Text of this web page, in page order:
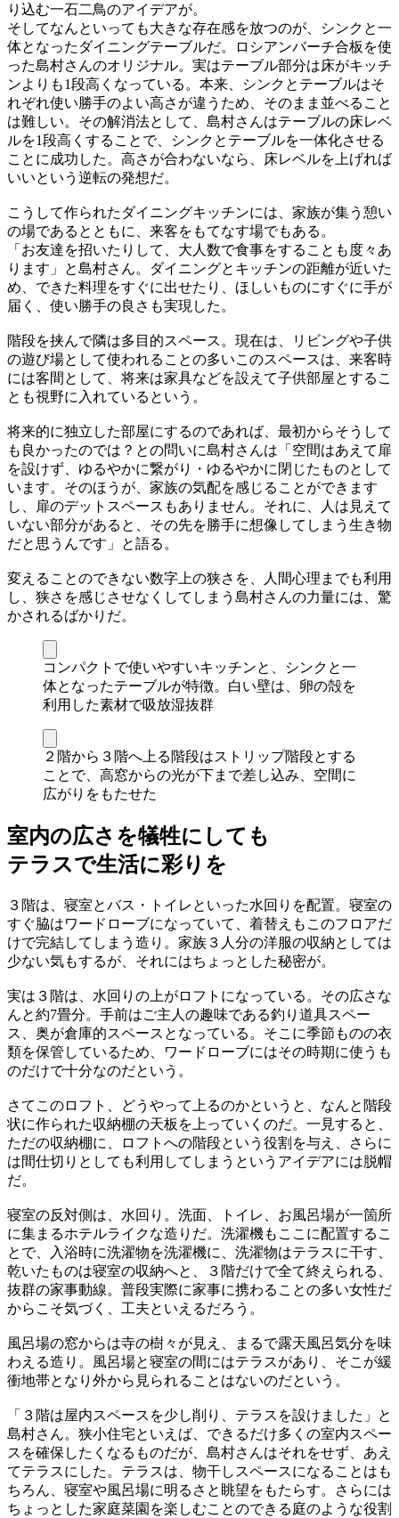
り込む一石二鳥のアイデアが。
そしてなんといっても大きな存在感を放つのが、シンクと一
体となったダイニングテーブルだ。ロシアンバーチ合板を使
った島村さんのオリジナル。実はテーブル部分は床がキッチ
ンよりも1段高くなっている。本来、シンクとテーブルはそ
れぞれ使い勝手のよい高さが違うため、そのまま並べること
は難しい。その解消法として、島村さんはテーブルの床レベ
ルを1段高くすることで、シンクとテーブルを一体化させる
ことに成功した。高さが合わないなら、床レベルを上げれば
いいという逆転の発想だ。
こうして作られたダイニングキッチンには、家族が集う憩い
の場であるとともに、来客をもてなす場でもある。
「お友達を招いたりして、大人数で食事をすることも度々あ
ります」と島村さん。ダイニングとキッチンの距離が近いた
め、できた料理をすぐに出せたり、ほしいものにすぐに手が
届く、使い勝手の良さも実現した。
階段を挟んで隣は多目的スペース。現在は、リビングや子供
の遊び場として使われることの多いこのスペースは、来客時
には客間として、将来は家具などを設えて子供部屋とするこ
とも視野に入れているという。
将来的に独立した部屋にするのであれば、最初からそうして
も良かったのでは？との問いに島村さんは「空間はあえて扉
を設けず、ゆるやかに繋がり・ゆるやかに閉じたものとして
います。そのほうが、家族の気配を感じることができます
し、扉のデットスペースもありません。それに、人は見えて
いない部分があると、その先を勝手に想像してしまう生き物
だと思うんです」と語る。
変えることのできない数字上の狭さを、人間心理までも利用
し、狭さを感じさせなくしてしまう島村さんの力量には、驚
かされるばかりだ。
コンパクトで使いやすいキッチンと、シンクと一
体となったテーブルが特徴。白い壁は、卵の殻を
利用した素材で吸放湿抜群
２階から３階へ上る階段はストリップ階段とする
ことで、高窓からの光が下まで差し込み、空間に
広がりをもたせた
室内の広さを犠牲にしても
テラスで生活に彩りを
３階は、寝室とバス・トイレといった水回りを配置。寝室の
すぐ脇はワードローブになっていて、着替えもこのフロアだ
けで完結してしまう造り。家族３人分の洋服の収納としては
少ない気もするが、それにはちょっとした秘密が。
実は３階は、水回りの上がロフトになっている。その広さな
んと約7畳分。手前はご主人の趣味である釣り道具スペー
ス、奥が倉庫的スペースとなっている。そこに季節ものの衣
類を保管しているため、ワードローブにはその時期に使うも
のだけで十分なのだという。
さてこのロフト、どうやって上るのかというと、なんと階段
状に作られた収納棚の天板を上っていくのだ。一見すると、
ただの収納棚に、ロフトへの階段という役割を与え、さらに
は間仕切りとしても利用してしまうというアイデアには脱帽
だ。
寝室の反対側は、水回り。洗面、トイレ、お風呂場が一箇所
に集まるホテルライクな造りだ。洗濯機もここに配置するこ
とで、入浴時に洗濯物を洗濯機に、洗濯物はテラスに干す、
乾いたものは寝室の収納へと、３階だけで全て終えられる、
抜群の家事動線。普段実際に家事に携わることの多い女性だ
からこそ気づく、工夫といえるだろう。
風呂場の窓からは寺の樹々が見え、まるで露天風呂気分を味
わえる造り。風呂場と寝室の間にはテラスがあり、そこが緩
衝地帯となり外から見られることはないのだという。
「３階は屋内スペースを少し削り、テラスを設けました」と
島村さん。狭小住宅といえば、できるだけ多くの室内スペー
スを確保したくなるものだが、島村さんはそれをせず、あえ
てテラスにした。テラスは、物干しスペースになることはも
ちろん、寝室や風呂場に明るさと眺望をもたらす。さらには
ちょっとした家庭菜園を楽しむことのできる庭のような役割